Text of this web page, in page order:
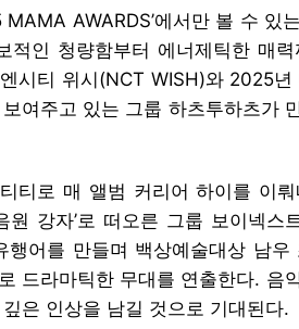
MAMA AWARDS’에서만 볼 수 있
적인 청량함부터 에너제틱한 매
엔시티 위시(NCT WISH)와 2025
여주고 있는 그룹 하츠투하츠가
티로 매 앨범 커리어 하이를 이
원 강자’로 떠오른 그룹 보이넥스
행어를 만들며 백상예술대상 남
드라마틱한 무대를 연출한다. 음
은 인상을 남길 것으로 기대된다.